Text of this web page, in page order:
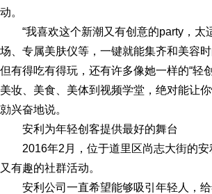
动。
“我喜欢这个新潮又有创意的party，
场、专属美肤仪等，一键就能集齐和美容
但有得吃有得玩，还有许多像她一样的“轻
美妆、美食、美体到视频学堂，绝对能让
勍兴奋地说。
安利为年轻创客提供最好的舞台
2016年2月，位于道里区尚志大街的
又有趣的社群活动。
安利公司一直希望能够吸引年轻人，